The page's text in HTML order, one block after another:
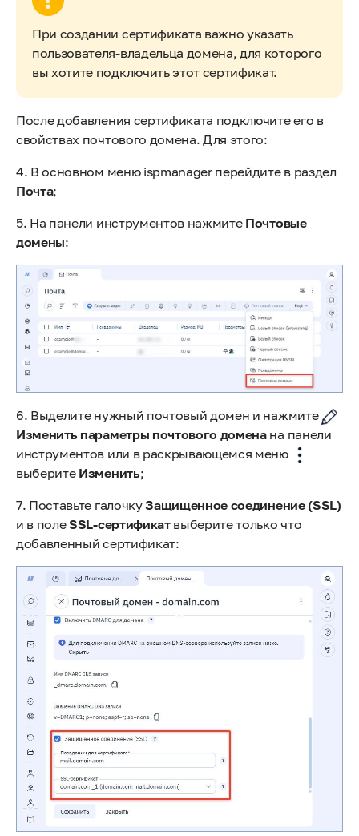
При создании сертификата важно указать
пользователя-владельца домена, для которого
вы хотите подключить этот сертификат.
После добавления сертификата подключите его в
свойствах почтового домена. Для этого:
4. В основном меню ispmanager перейдите в раздел
Почта;
5. На панели инструментов нажмите Почтовые
домены:
6. Выделите нужный почтовый домен и нажмите
Изменить параметры почтового доменана панели
инструментов или в раскрывающемся меню
выберите Изменить;
7. Поставьте галочкуЗащищенное соединение (SSL)
и в полеSSL-сертификатвыберите только что
добавленный сертификат: